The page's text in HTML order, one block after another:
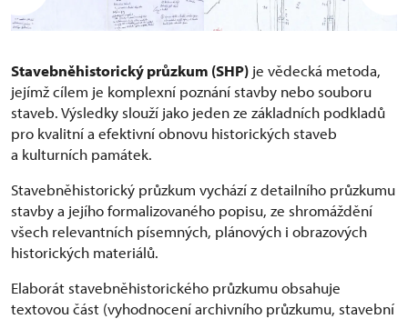
Stavebněhistorický průzkum (SHP) je vědecká metoda,
jejímž cílem je komplexní poznání stavby nebo souboru
staveb. Výsledky slouží jako jeden ze základních podkladů
pro kvalitní a efektivní obnovu historických staveb
a kulturních památek.
Stavebněhistorický průzkum vychází z detailního průzkumu
stavby a jejího formalizovaného popisu, ze shromáždění
všech relevantních písemných, plánových i obrazových
historických materiálů.
Elaborát stavebněhistorického průzkumu obsahuje
textovou část (vyhodnocení archivního průzkumu, stavební